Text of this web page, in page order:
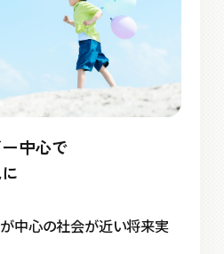
中心で
中心の社会が近い将来実